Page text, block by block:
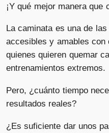
¡Y qué mejor manera que
La caminata es una de
accesibles y amables
quienes quieren quemar
entrenamientos extremos.
Pero, ¿cuánto tiempo
resultados reales?
¿Es suficiente dar unos